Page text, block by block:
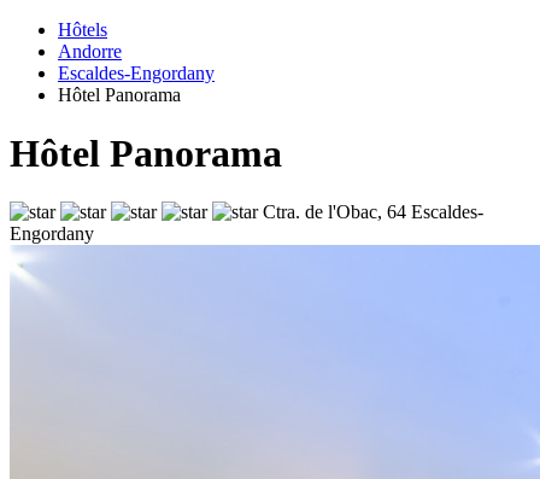
Hôtels
Andorre
Escaldes-Engordany
Hôtel Panorama
Hôtel Panorama
Ctra. de l'Obac, 64 Escaldes-
Engordany